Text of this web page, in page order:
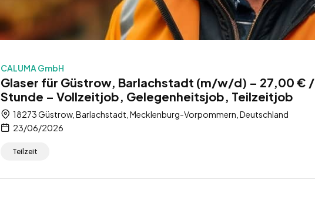
CALUMA GmbH
Glaser für Güstrow, Barlachstadt (m/w/d) – 27,00 € /
Stunde – Vollzeitjob, Gelegenheitsjob, Teilzeitjob
18273 Güstrow, Barlachstadt, Mecklenburg-Vorpommern, Deutschland
23/06/2026
Teilzeit